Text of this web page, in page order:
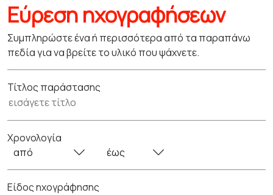
Εύρεση ηχογραφήσεων
Συμπληρώστε ένα ή περισσότερα από τα παραπάνω
πεδία για να βρείτε το υλικό που ψάχνετε.
Τίτλος παράστασης
Χρονολογία
Είδος ηχογράφησης